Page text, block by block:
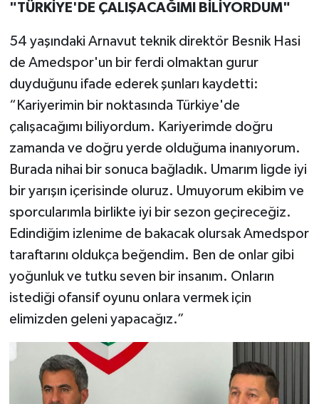
"TÜRKİYE'DE ÇALIŞACAĞIMI BİLİYORDUM"
54 yaşındaki Arnavut teknik direktör Besnik Hasi
de Amedspor'un bir ferdi olmaktan gurur
duyduğunu ifade ederek şunları kaydetti:
“Kariyerimin bir noktasında Türkiye'de
çalışacağımı biliyordum. Kariyerimde doğru
zamanda ve doğru yerde olduğuma inanıyorum.
Burada nihai bir sonuca bağladık. Umarım ligde iyi
bir yarışın içerisinde oluruz. Umuyorum ekibim ve
sporcularımla birlikte iyi bir sezon geçireceğiz.
Edindiğim izlenime de bakacak olursak Amedspor
taraftarını oldukça beğendim. Ben de onlar gibi
yoğunluk ve tutku seven bir insanım. Onların
istediği ofansif oyunu onlara vermek için
elimizden geleni yapacağız.”